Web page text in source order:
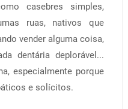
casebres simples,
ruas, nativos que
vender alguma coisa,
dentária deplorável...
especialmente porque
e solícitos.